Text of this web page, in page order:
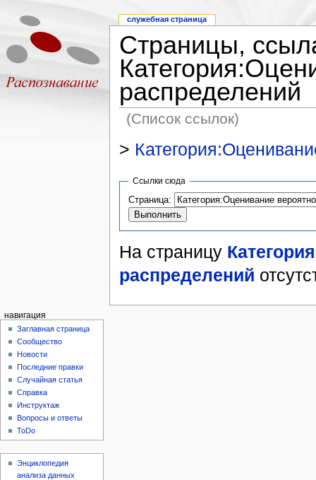
Страницы,
распределений
(Список ссылок)
>
Ссылки сюда
Страница:
На страницу
распределений
служебная страница
навигация
Заглавная страница
Сообщество
Новости
Последние правки
Случайная статья
Справка
Инструктаж
Вопросы и ответы
ToDo
Энциклопедия
анализа данных